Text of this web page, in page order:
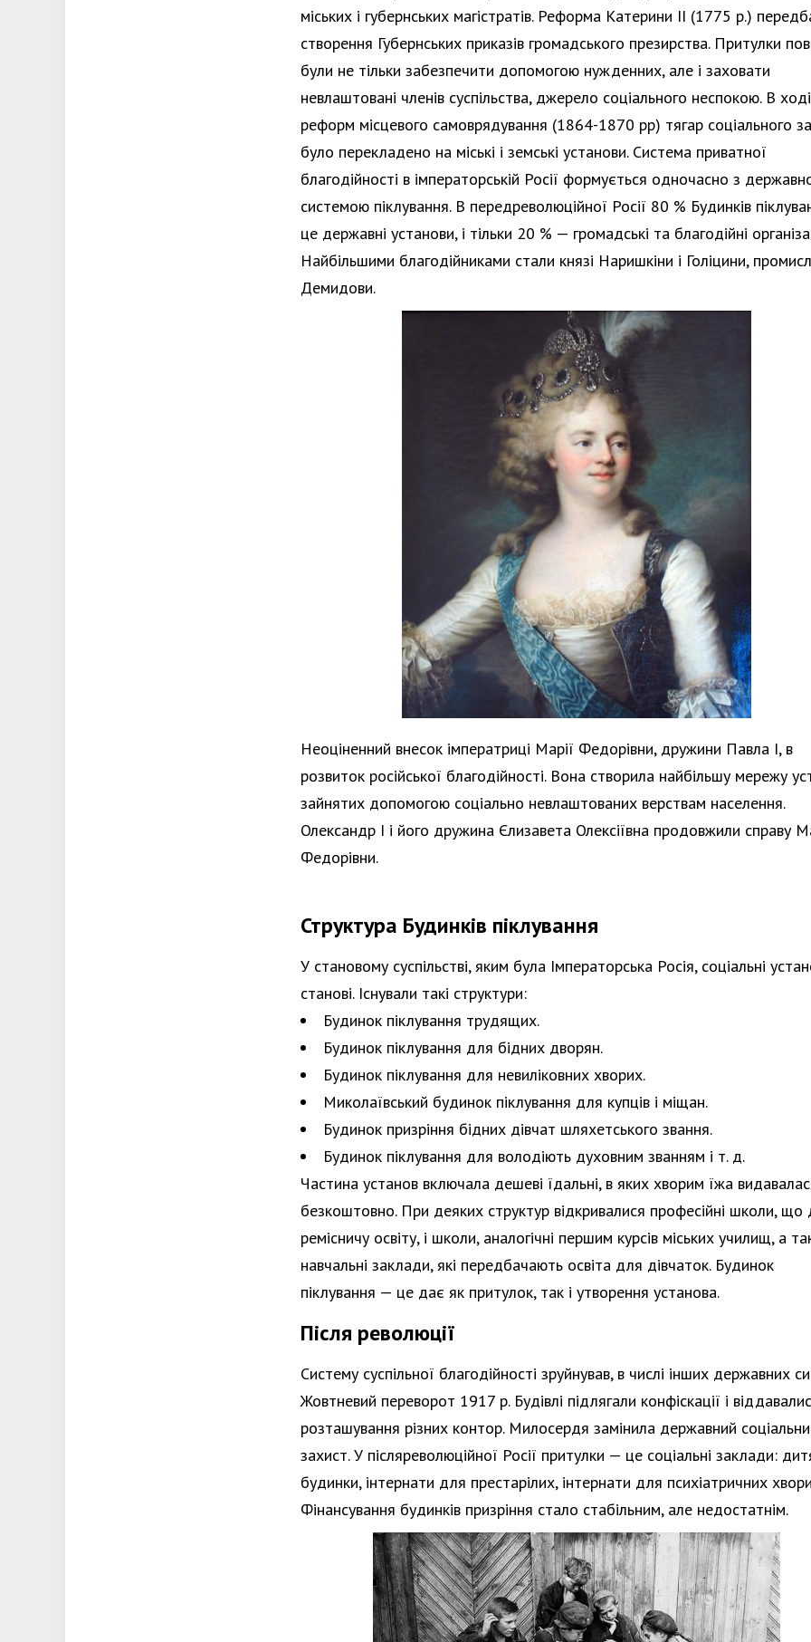
міських і губернських магістратів. Реформа Катерини II (1775 р.)
створення Губернських приказів громадського презирства. Притулки
були не тільки забезпечити допомогою нужденних, але і заховати
невлаштовані членів суспільства, джерело соціального неспокою. В ході
реформ місцевого самоврядування (1864-1870 рр) тягар соціального
було перекладено на міські і земські установи. Система приватної
благодійності в імператорській Росії формується одночасно з
системою піклування. В передреволюційної Росії 80 % Будинків
це державні установи, і тільки 20 % — громадські та благодійні
Найбільшими благодійниками стали князі Наришкіни і Голіцини,
Демидови.
Неоціненний внесок імператриці Марії Федорівни, дружини Павла I, в
розвиток російської благодійності. Вона створила найбільшу мережу
зайнятих допомогою соціально невлаштованих верствам населення.
Олександр I і його дружина Єлизавета Олексіївна продовжили справу
Федорівни.
Структура Будинків піклування
У становому суспільстві, яким була Імператорська Росія, соціальні
станові. Існували такі структури:
Будинок піклування трудящих.
Будинок піклування для бідних дворян.
Будинок піклування для невиліковних хворих.
Миколаївський будинок піклування для купців і міщан.
Будинок призріння бідних дівчат шляхетського звання.
Будинок піклування для володіють духовним званням і т. д.
Частина установ включала дешеві їдальні, в яких хворим їжа
безкоштовно. При деяких структур відкривалися професійні школи, що
ремісничу освіту, і школи, аналогічні першим курсів міських училищ, а
навчальні заклади, які передбачають освіта для дівчаток. Будинок
піклування — це дає як притулок, так і утворення установа.
Після революції
Систему суспільної благодійності зруйнував, в числі інших державних
Жовтневий переворот 1917 р. Будівлі підлягали конфіскації і
розташування різних контор. Милосердя замінила державний
захист. У післяреволюційної Росії притулки — це соціальні заклади:
будинки, інтернати для престарілих, інтернати для психіатричних
Фінансування будинків призріння стало стабільним, але недостатнім.